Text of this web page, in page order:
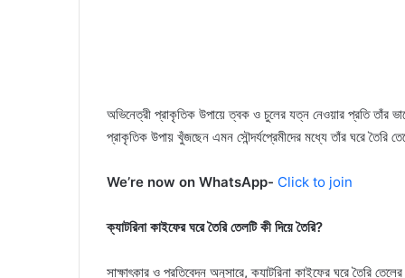
অভিনেত্রী প্রাকৃতিক উপায়ে ত্বক ও চুলের যত্ন নেওয়ার প্রতি তাঁর
প্রাকৃতিক উপায় খুঁজছেন এমন সৌন্দর্যপ্রেমীদের মধ্যে তাঁর ঘরে তৈরি
We’re now on WhatsApp- Click to join
ক্যাটরিনা কাইফের ঘরে তৈরি তেলটি কী দিয়ে তৈরি?
সাক্ষাৎকার ও প্রতিবেদন অনুসারে, ক্যাটরিনা কাইফের ঘরে তৈরি